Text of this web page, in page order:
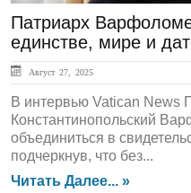
Патриарх
единстве, мире и
Август 27, 2025
В интервью Vatican News
Константинопольский
объединиться в
подчеркнув, что без...
Читать Далее... »